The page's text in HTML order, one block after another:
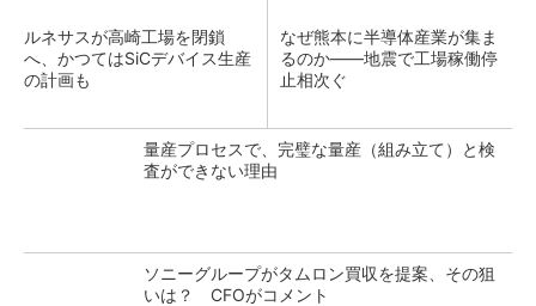
ルネサスが高崎工場を閉鎖
へ、かつてはSiCデバイス生産
の計画も
なぜ熊本に半導体産業が集ま
るのか――地震で工場稼働停
止相次ぐ
量産プロセスで、完璧な量産（組み立て）と検
査ができない理由
ソニーグループがタムロン買収を提案、その狙
いは？ CFOがコメント